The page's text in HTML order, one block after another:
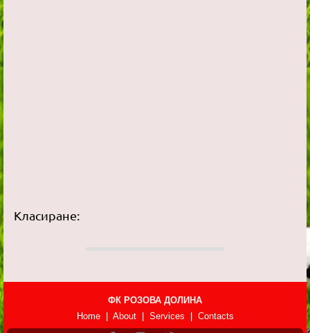
Класиране:
ФК РОЗОВА ДОЛИНА
Home | About | Services | Contacts